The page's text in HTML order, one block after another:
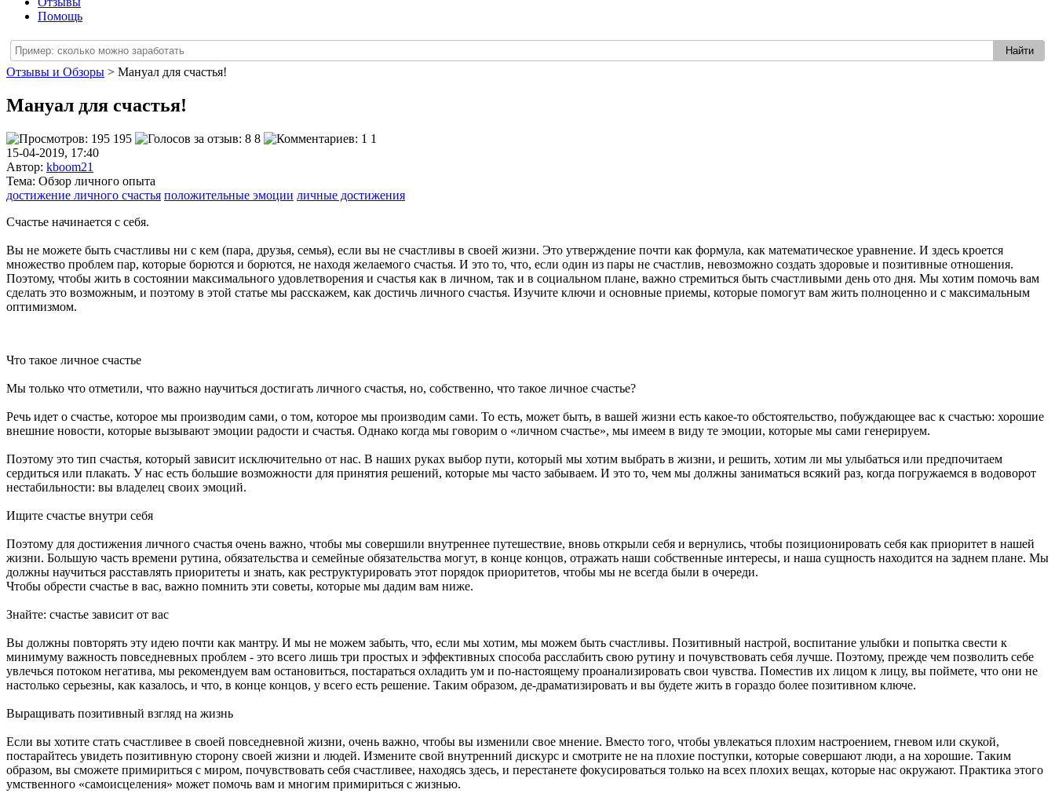
Помощь
Отзывы и Обзоры > Мануал для счастья!
Мануал для счастья!
195 8
1
15-04-2019, 17:40
Автор: kboom21
Тема: Обзор личного опыта
достижение личного счастья положительные эмоции личные достижения
Счастье начинается с себя.
Вы не можете быть счастливы ни с кем (пара, друзья, семья), если вы не счастливы в своей жизни. Это утверждение почти как формула, как математическое уравнение. И здесь кроется
множество проблем пар, которые борются и борются, не находя желаемого счастья. И это то, что, если один из пары не счастлив, невозможно создать здоровые и позитивные отношения.
Поэтому, чтобы жить в состоянии максимального удовлетворения и счастья как в личном, так и в социальном плане, важно стремиться быть счастливыми день ото дня. Мы хотим помочь вам
сделать это возможным, и поэтому в этой статье мы расскажем, как достичь личного счастья. Изучите ключи и основные приемы, которые помогут вам жить полноценно и с максимальным
оптимизмом.
Что такое личное счастье
Мы только что отметили, что важно научиться достигать личного счастья, но, собственно, что такое личное счастье?
Речь идет о счастье, которое мы производим сами, о том, которое мы производим сами. То есть, может быть, в вашей жизни есть какое-то обстоятельство, побуждающее вас к счастью: хорошие
внешние новости, которые вызывают эмоции радости и счастья. Однако когда мы говорим о «личном счастье», мы имеем в виду те эмоции, которые мы сами генерируем.
Поэтому это тип счастья, который зависит исключительно от нас. В наших руках выбор пути, который мы хотим выбрать в жизни, и решить, хотим ли мы улыбаться или предпочитаем
сердиться или плакать. У нас есть большие возможности для принятия решений, которые мы часто забываем. И это то, чем мы должны заниматься всякий раз, когда погружаемся в водоворот
нестабильности: вы владелец своих эмоций.
Ищите счастье внутри себя
Поэтому для достижения личного счастья очень важно, чтобы мы совершили внутреннее путешествие, вновь открыли себя и вернулись, чтобы позиционировать себя как приоритет в нашей
жизни. Большую часть времени рутина, обязательства и семейные обязательства могут, в конце концов, отражать наши собственные интересы, и наша сущность находится на заднем плане. Мы
должны научиться расставлять приоритеты и знать, как реструктурировать этот порядок приоритетов, чтобы мы не всегда были в очереди.
Чтобы обрести счастье в вас, важно помнить эти советы, которые мы дадим вам ниже.
Знайте: счастье зависит от вас
Вы должны повторять эту идею почти как мантру. И мы не можем забыть, что, если мы хотим, мы можем быть счастливы. Позитивный настрой, воспитание улыбки и попытка свести к
минимуму важность повседневных проблем - это всего лишь три простых и эффективных способа расслабить свою рутину и почувствовать себя лучше. Поэтому, прежде чем позволить себе
увлечься потоком негатива, мы рекомендуем вам остановиться, постараться охладить ум и по-настоящему проанализировать свои чувства. Поместив их лицом к лицу, вы поймете, что они не
настолько серьезны, как казалось, и что, в конце концов, у всего есть решение. Таким образом, де-драматизировать и вы будете жить в гораздо более позитивном ключе.
Выращивать позитивный взгляд на жизнь
Если вы хотите стать счастливее в своей повседневной жизни, очень важно, чтобы вы изменили свое мнение. Вместо того, чтобы увлекаться плохим настроением, гневом или скукой,
постарайтесь увидеть позитивную сторону своей жизни и людей. Измените свой внутренний дискурс и смотрите не на плохие поступки, которые совершают люди, а на хорошие. Таким
образом, вы сможете примириться с миром, почувствовать себя счастливее, находясь здесь, и перестанете фокусироваться только на всех плохих вещах, которые нас окружают. Практика этого
умственного «самоисцеления» может помочь вам и многим примириться с жизнью.